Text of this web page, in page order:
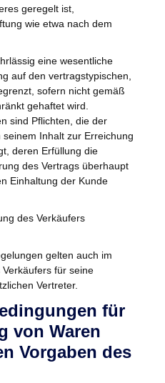
geregelt ist,
wie etwa nach dem
eine wesentliche
auf den vertragstypischen,
sofern nicht gemäß
gehaftet wird.
sind Pflichten, die der
Inhalt zur Erreichung
deren Erfüllung die
des Vertrags überhaupt
Einhaltung der Kunde
des Verkäufers
gelten auch im
für seine
Vertreter.
für
von Waren
Vorgaben des